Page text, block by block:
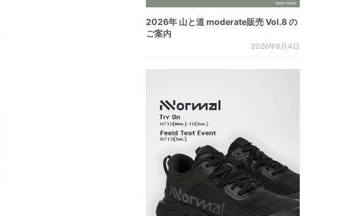
2026年 山と道 moderate販売 Vol.8 の
ご案内
2026年8月4日